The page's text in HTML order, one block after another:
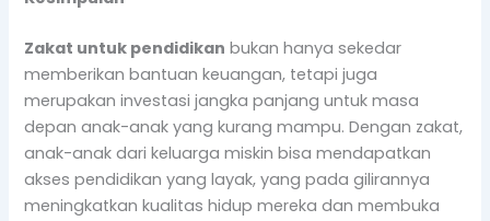
Zakat untuk pendidikan bukan hanya sekedar
memberikan bantuan keuangan, tetapi juga
merupakan investasi jangka panjang untuk masa
depan anak-anak yang kurang mampu. Dengan zakat,
anak-anak dari keluarga miskin bisa mendapatkan
akses pendidikan yang layak, yang pada gilirannya
meningkatkan kualitas hidup mereka dan membuka